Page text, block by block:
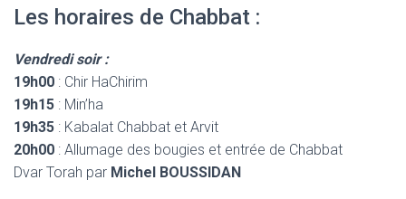
Les horaires de Chabbat :
Vendredi soir :
19h00 : Chir HaChirim
19h15 : Min’ha
19h35 : Kabalat Chabbat et Arvit
20h00 : Allumage des bougies et entrée de Chabbat
Dvar Torah par Michel BOUSSIDAN